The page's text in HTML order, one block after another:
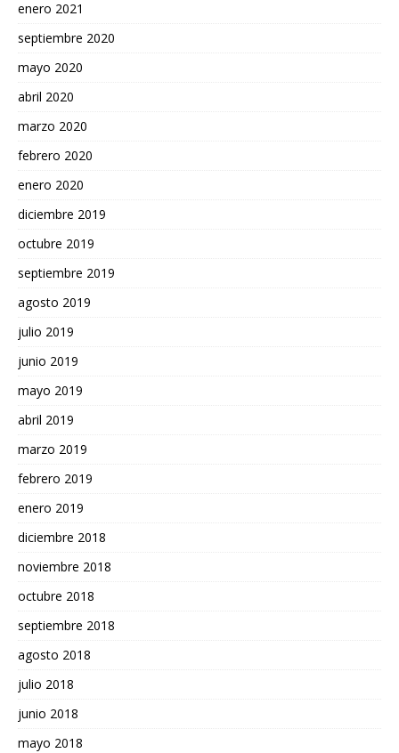
enero 2021
septiembre 2020
mayo 2020
abril 2020
marzo 2020
febrero 2020
enero 2020
diciembre 2019
octubre 2019
septiembre 2019
agosto 2019
julio 2019
junio 2019
mayo 2019
abril 2019
marzo 2019
febrero 2019
enero 2019
diciembre 2018
noviembre 2018
octubre 2018
septiembre 2018
agosto 2018
julio 2018
junio 2018
mayo 2018